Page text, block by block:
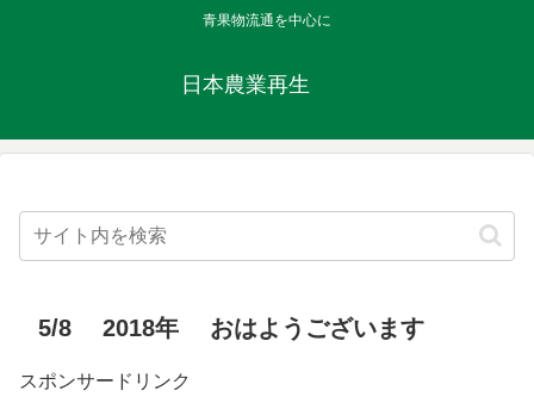
青果物流通を中心に
日本農業再生
5/8 2018年 おはようございます
スポンサードリンク